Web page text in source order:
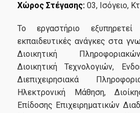
Χώρος Στέγασης: 03, Ισόγειο,
Το εργαστήριο εξυπηρετεί
εκπαιδευτικές ανάγκες στα
Διοικητική
Διοικητική Τεχνολογιών,
Διεπιχειρησιακά
Ηλεκτρονική Μάθηση,
Επίδοσης Επιχειρηματικών